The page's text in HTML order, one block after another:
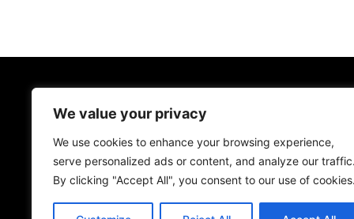
We value your privacy
We use cookies to enhance your browsing experience,
serve personalized ads or content, and analyze our traffic.
By clicking "Accept All", you consent to our use of cookies.